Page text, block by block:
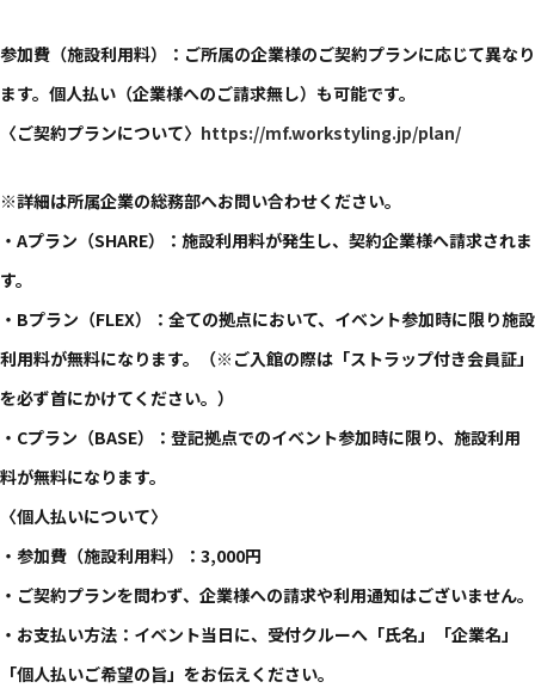
参加費（施設利用料）：ご所属の企業様のご契約プランに応じて異なり
ます。個人払い（企業様へのご請求無し）も可能です。
〈ご契約プランについて〉 https://mf.workstyling.jp/plan/
※詳細は所属企業の総務部へお問い合わせください。
・Aプラン（SHARE）：施設利用料が発生し、契約企業様へ請求されま
す。
・Bプラン（FLEX）：全ての拠点において、イベント参加時に限り施設
利用料が無料になります。（※ご入館の際は「ストラップ付き会員証」
を必ず首にかけてください。）
・Cプラン（BASE）：登記拠点でのイベント参加時に限り、施設利用
料が無料になります。
〈個人払いについて〉
・参加費（施設利用料）：3,000円
・ご契約プランを問わず、企業様への請求や利用通知はございません。
・お支払い方法：イベント当日に、受付クルーへ「氏名」「企業名」
「個人払いご希望の旨」をお伝えください。